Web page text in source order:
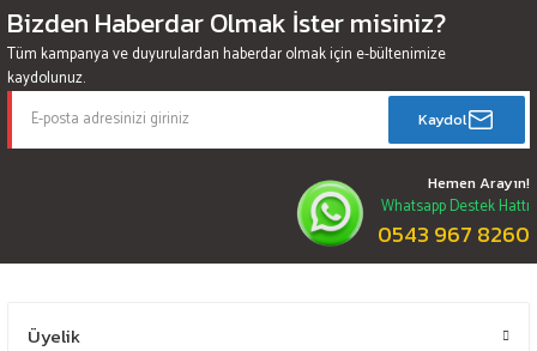
Bizden Haberdar Olmak İster misiniz?
Tüm kampanya ve duyurulardan haberdar olmak için e-bültenimize
kaydolunuz.
Kaydol
Hemen Arayın!
Whatsapp Destek Hattı
0543 967 8260
Üyelik